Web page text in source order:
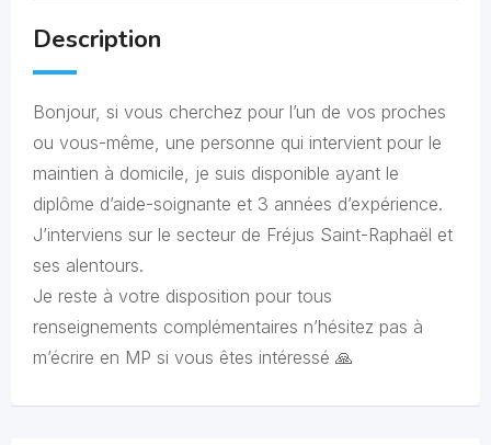
Description
Bonjour, si vous cherchez pour l’un de vos proches
ou vous-même, une personne qui intervient pour le
maintien à domicile, je suis disponible ayant le
diplôme d’aide-soignante et 3 années d’expérience.
J’interviens sur le secteur de Fréjus Saint-Raphaël et
ses alentours.
Je reste à votre disposition pour tous
renseignements complémentaires n’hésitez pas à
m’écrire en MP si vous êtes intéressé 🙏